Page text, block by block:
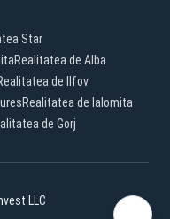
Star
Realitatea de Alba
de Ilfov
Realitatea de Ialomita
de Gorj
LLC